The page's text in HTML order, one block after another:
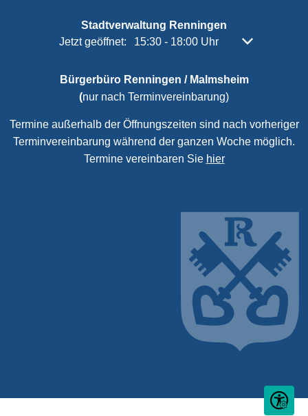
Stadtverwaltung Renningen
Klicken, um weitere Öffnungs- oder Schließzeiten
Jetzt geöffnet: 15:30 - 18:00 Uhr Von 15:30 bis
Bürgerbüro Renningen / Malmsheim
(nur nach Terminvereinbarung)
Termine außerhalb der Öffnungszeiten sind nach vorheriger
Terminvereinbarung während der ganzen Woche möglich.
Termine vereinbaren Sie hier
Seite